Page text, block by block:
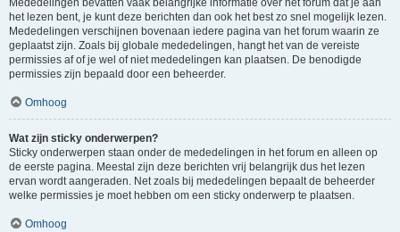
Mededelingen bevatten vaak belangrijke informatie over het forum dat je aan
het lezen bent, je kunt deze berichten dan ook het best zo snel mogelijk lezen.
Mededelingen verschijnen bovenaan iedere pagina van het forum waarin ze
geplaatst zijn. Zoals bij globale mededelingen, hangt het van de vereiste
permissies af of je wel of niet mededelingen kan plaatsen. De benodigde
permissies zijn bepaald door een beheerder.
Omhoog
Wat zijn sticky onderwerpen?
Sticky onderwerpen staan onder de mededelingen in het forum en alleen op
de eerste pagina. Meestal zijn deze berichten vrij belangrijk dus het lezen
ervan wordt aangeraden. Net zoals bij mededelingen bepaalt de beheerder
welke permissies je moet hebben om een sticky onderwerp te plaatsen.
Omhoog